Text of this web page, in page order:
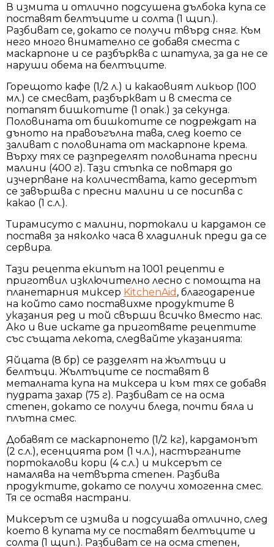
В измита и отлично подсушена дълбока купа се
поставят белтъците и солта (1 щип.).
Разбиват се, докато се получи твърд сняг. Към
него много внимателно се добавя сместа с
маскарпоне и се разбърква с шпатула, за да не се
наруши обема на белтъците.
Горещото кафе (1/2 л.) и какаовият ликьор (100
мл.) се смесват, разбъркват и в сместа се
потапят бишкотите (1 опак.) за секунда.
Половината от бишкотите се подреждат на
дъното на правоъгълна тава, след което се
заливат с половината от маскарпоне крема.
Върху тях се разпределят половината пресни
малини (400 г). Тази стъпка се повтаря до
изчерпване на количествата, като десертът
се завършва с пресни малини и се посипва с
какао (1 с.л.).
Тирамисуто с малини, портокали и кардамон се
поставя за няколко часа в хладилник преди да се
сервира.
Тази рецепта екипът на 1001 рецепти е
приготвил изключително лесно с помощта на
планетарния миксер KitchenAid , благодарение
на който само поставихме продуктите в
указания ред и той свърши всичко вместо нас.
Ако и вие искате да приготвяте рецептите
със същата лекота, следвайте указанията:
Яйцата (8 бр) се разделят на жълтъци и
белтъци. Жълтъците се постaвят в
металната купа на миксера и към тях се добавя
пудрата захар (75 г). Разбиват се на осма
степен, докато се получи бледа, почти бяла и
плътна смес.
Добавят се маскарпонето (1/2 кг), кардамонът
(2 с.л.), есенцията ром (1 ч.л.), настърганите
портокалови кори (4 с.л.) и миксерът се
намалява на четвърта степен. Разбива
продуктите, докато се получи хомогенна смес.
Тя се оставя настрани.
Миксерът се измива и подсушава отлично, след
което в купата му се поставят белтъците и
солта (1 щип.). Разбиват се на осма степен,